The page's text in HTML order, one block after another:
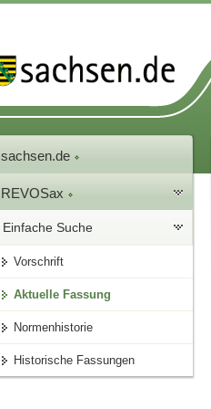
sachsen.de
REVOSax
Einfache Suche
Vorschrift
Aktuelle Fassung
Normenhistorie
Historische Fassungen